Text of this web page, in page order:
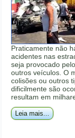
Praticamente não
acidentes nas
seja provocado
outros veículos. O
colisões ou outros
dificilmente são
resultam em
Leia mais...